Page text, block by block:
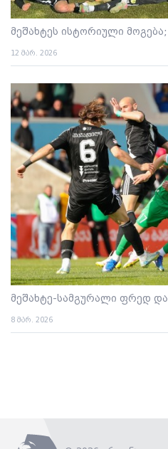
მეშახტეს ისტორიული
12 მარ. 2026
მეშახტე-სამგურალი ფრედ
8 მარ. 2026